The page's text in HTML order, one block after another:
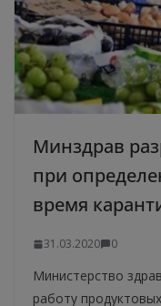
Минздрав
при
время
31.03.2020 0
Министерство
работу